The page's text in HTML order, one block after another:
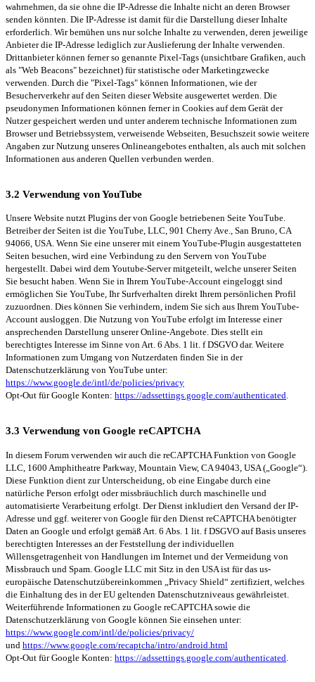
wahrnehmen, da sie ohne die IP-Adresse die Inhalte nicht an deren Browser
senden könnten. Die IP-Adresse ist damit für die Darstellung dieser Inhalte
erforderlich. Wir bemühen uns nur solche Inhalte zu verwenden, deren jeweilige
Anbieter die IP-Adresse lediglich zur Auslieferung der Inhalte verwenden.
Drittanbieter können ferner so genannte Pixel-Tags (unsichtbare Grafiken, auch
als "Web Beacons" bezeichnet) für statistische oder Marketingzwecke
verwenden. Durch die "Pixel-Tags" können Informationen, wie der
Besucherverkehr auf den Seiten dieser Website ausgewertet werden. Die
pseudonymen Informationen können ferner in Cookies auf dem Gerät der
Nutzer gespeichert werden und unter anderem technische Informationen zum
Browser und Betriebssystem, verweisende Webseiten, Besuchszeit sowie weitere
Angaben zur Nutzung unseres Onlineangebotes enthalten, als auch mit solchen
Informationen aus anderen Quellen verbunden werden.
3.2 Verwendung von YouTube
Unsere Website nutzt Plugins der von Google betriebenen Seite YouTube.
Betreiber der Seiten ist die YouTube, LLC, 901 Cherry Ave., San Bruno, CA
94066, USA. Wenn Sie eine unserer mit einem YouTube-Plugin ausgestatteten
Seiten besuchen, wird eine Verbindung zu den Servern von YouTube
hergestellt. Dabei wird dem Youtube-Server mitgeteilt, welche unserer Seiten
Sie besucht haben. Wenn Sie in Ihrem YouTube-Account eingeloggt sind
ermöglichen Sie YouTube, Ihr Surfverhalten direkt Ihrem persönlichen Profil
zuzuordnen. Dies können Sie verhindern, indem Sie sich aus Ihrem YouTube-
Account ausloggen. Die Nutzung von YouTube erfolgt im Interesse einer
ansprechenden Darstellung unserer Online-Angebote. Dies stellt ein
berechtigtes Interesse im Sinne von Art. 6 Abs. 1 lit. f DSGVO dar. Weitere
Informationen zum Umgang von Nutzerdaten finden Sie in der
Datenschutzerklärung von YouTube unter:
https://www.google.de/intl/de/policies/privacy
Opt-Out für Google Konten: https://adssettings.google.com/authenticated.
3.3 Verwendung von Google reCAPTCHA
In diesem Forum verwenden wir auch die reCAPTCHA Funktion von Google
LLC, 1600 Amphitheatre Parkway, Mountain View, CA 94043, USA („Google“).
Diese Funktion dient zur Unterscheidung, ob eine Eingabe durch eine
natürliche Person erfolgt oder missbräuchlich durch maschinelle und
automatisierte Verarbeitung erfolgt. Der Dienst inkludiert den Versand der IP-
Adresse und ggf. weiterer von Google für den Dienst reCAPTCHA benötigter
Daten an Google und erfolgt gemäß Art. 6 Abs. 1 lit. f DSGVO auf Basis unseres
berechtigten Interesses an der Feststellung der individuellen
Willensgetragenheit von Handlungen im Internet und der Vermeidung von
Missbrauch und Spam. Google LLC mit Sitz in den USA ist für das us-
europäische Datenschutzübereinkommen „Privacy Shield“ zertifiziert, welches
die Einhaltung des in der EU geltenden Datenschutzniveaus gewährleistet.
Weiterführende Informationen zu Google reCAPTCHA sowie die
Datenschutzerklärung von Google können Sie einsehen unter:
https://www.google.com/intl/de/policies/privacy/
und https://www.google.com/recaptcha/intro/android.html
Opt-Out für Google Konten: https://adssettings.google.com/authenticated